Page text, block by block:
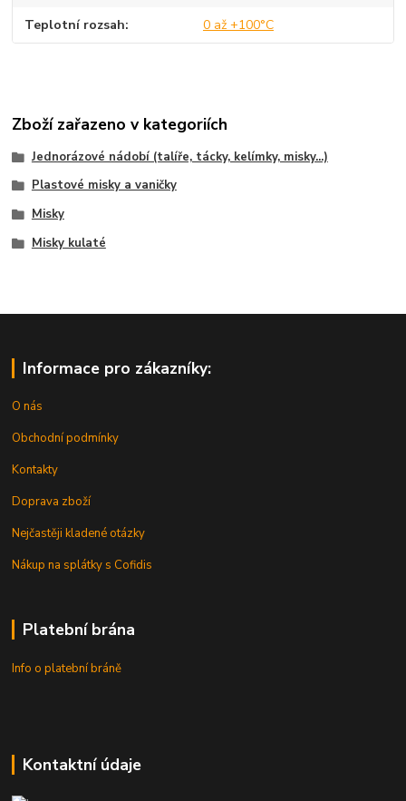
Teplotní rozsah 0 až +100°C
Zboží zařazeno v kategoriích
Jednorázové nádobí (talíře, tácky, kelímky, misky...)
Plastové misky a vaničky
Misky
Misky kulaté
Informace pro zákazníky:
O nás
Obchodní podmínky
Kontakty
Doprava zboží
Nejčastěji kladené otázky
Nákup na splátky s Cofidis
Platební brána
Info o platební bráně
Kontaktní údaje